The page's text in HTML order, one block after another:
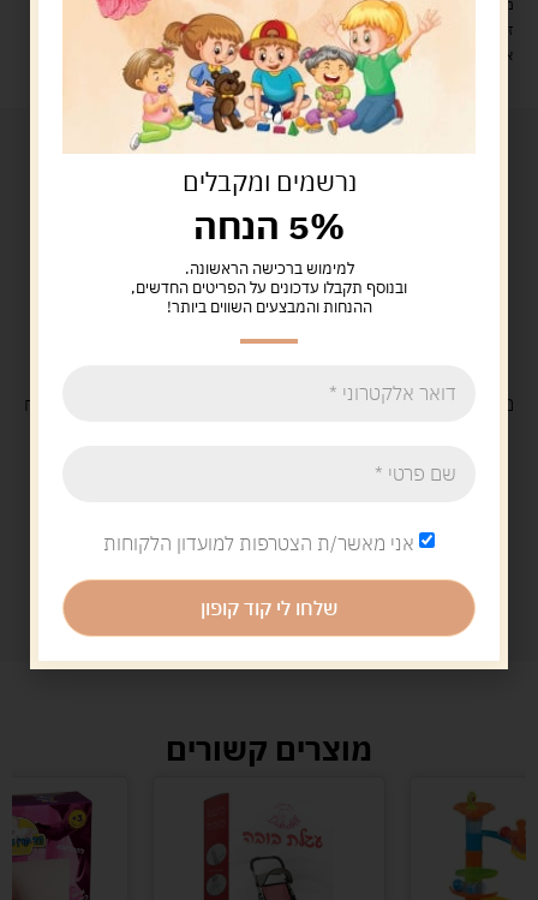
משלוח עם שליח עד הבית: 29 ש"ח
זמן אספקה: עד 4 ימי עסקים.
איסוף עצמי: מ"ביתר טויס" רחוב בניין דוד 18, ביתר עילית.
משלוח חינםבקנייה מעל 329 ש"ח
מוצרים קשורים
נרשמים ומקבלים
5% הנחה
למימוש ברכישה הראשונה.
ובנוסף תקבלו עדכונים על הפריטים החדשים,
ההנחות והמבצעים השווים ביותר!
אני מאשר/ת הצטרפות למועדון הלקוחות
שלחו לי קוד קופון